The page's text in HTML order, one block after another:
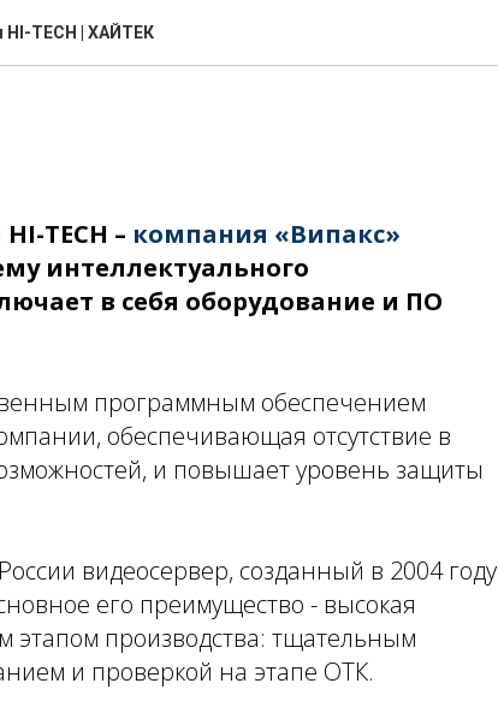
HI-TECH | ХАЙТЕК
HI-TECH –
TECH – компания «Випакс»
интеллектуального
в себя оборудование и ПО
программным обеспечением
обеспечивающая отсутствие в
и повышает уровень защиты
видеосервер, созданный в 2004 году
его преимущество - высокая
этапом производства: тщательным
и проверкой на этапе ОТК.